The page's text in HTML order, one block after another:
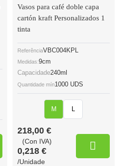
Vasos para café doble capa
cartón kraft Personalizados 1
tinta
ReferênciaVBC004KPL
Medidas:9cm
Capacidade240ml
Quantidade mín1000 UDS
M L
218,00 €
(Con IVA)
0,218 €
/Unidade